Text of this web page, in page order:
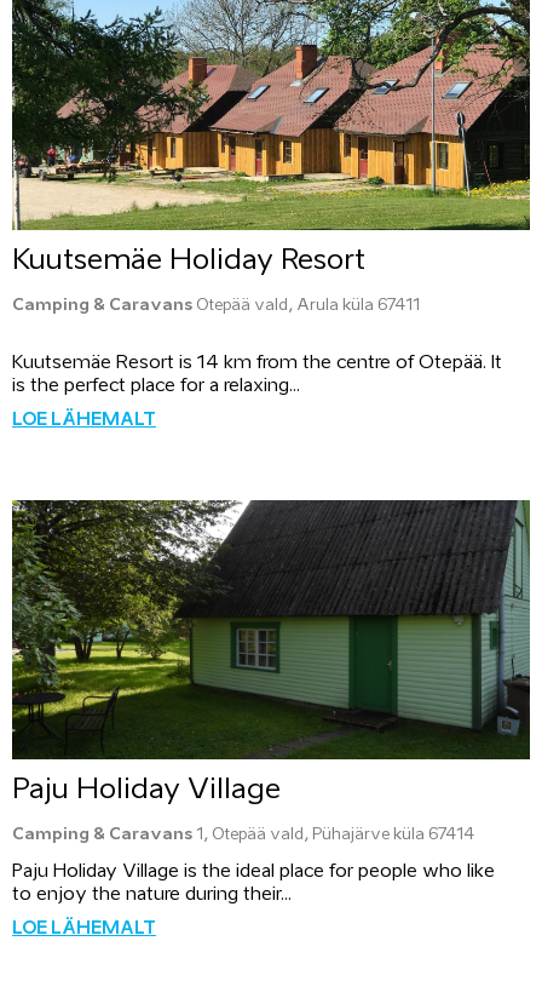
Kuutsemäe Holiday Resort
Camping & Caravans Otepää vald, Arula küla 67411
Kuutsemäe Resort is 14 km from the centre of Otepää. It
is the perfect place for a relaxing...
LOE LÄHEMALT
Paju Holiday Village
Camping & Caravans 1, Otepää vald, Pühajärve küla 67414
Paju Holiday Village is the ideal place for people who like
to enjoy the nature during their...
LOE LÄHEMALT